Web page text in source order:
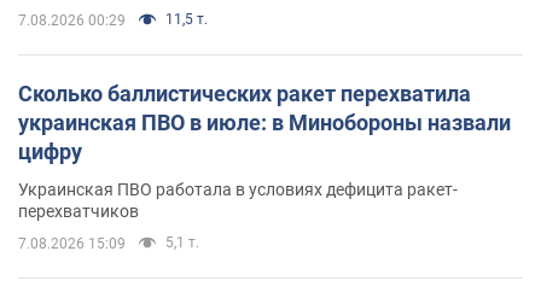
7.08.2026 00:29 11,5 т.
Сколько баллистических ракет перехватила
украинская ПВО в июле: в Минобороны назвали
цифру
Украинская ПВО работала в условиях дефицита ракет-
перехватчиков
7.08.2026 15:09 5,1 т.